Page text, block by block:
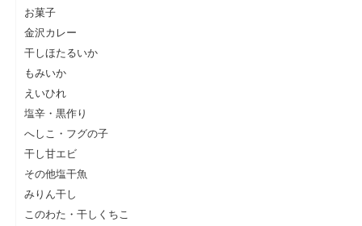
お菓子
金沢カレー
干しほたるいか
もみいか
えいひれ
塩辛・黒作り
へしこ・フグの子
干し甘エビ
その他塩干魚
みりん干し
このわた・干しくちこ